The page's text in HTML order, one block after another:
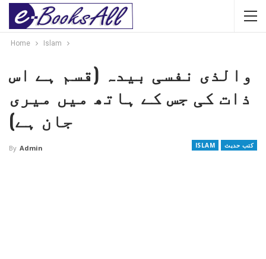
Home Islam
والذی نفسی بیدہ (قسم ہے اس
ذات کی جس کے ہاتھ میں میری
جان ہے)
ISLAM کتب حدیث By Admin